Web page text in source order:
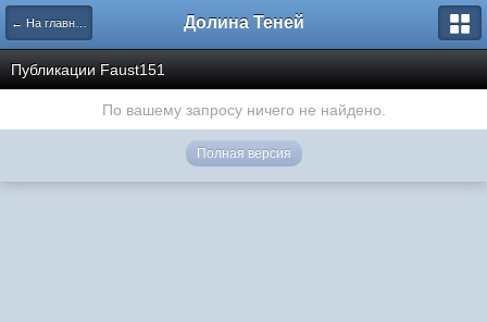
← На главную Долина Теней
Публикации Faust151
По вашему запросу ничего не найдено.
Полная версия